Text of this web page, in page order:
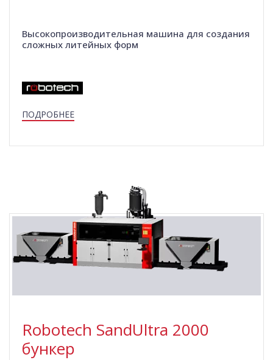
Высокопроизводительная машина для создания
сложных литейных форм
ПОДРОБНЕЕ
Robotech SandUltra 2000
бункер